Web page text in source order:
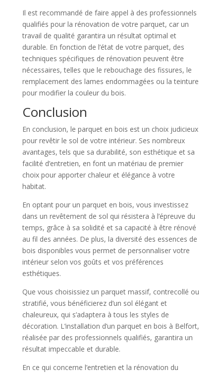
Il est recommandé de faire appel à des professionnels
qualifiés pour la rénovation de votre parquet, car un
travail de qualité garantira un résultat optimal et
durable. En fonction de l’état de votre parquet, des
techniques spécifiques de rénovation peuvent être
nécessaires, telles que le rebouchage des fissures, le
remplacement des lames endommagées ou la teinture
pour modifier la couleur du bois.
Conclusion
En conclusion, le parquet en bois est un choix judicieux
pour revêtir le sol de votre intérieur. Ses nombreux
avantages, tels que sa durabilité, son esthétique et sa
facilité d’entretien, en font un matériau de premier
choix pour apporter chaleur et élégance à votre
habitat.
En optant pour un parquet en bois, vous investissez
dans un revêtement de sol qui résistera à l’épreuve du
temps, grâce à sa solidité et sa capacité à être rénové
au fil des années. De plus, la diversité des essences de
bois disponibles vous permet de personnaliser votre
intérieur selon vos goûts et vos préférences
esthétiques.
Que vous choisissiez un parquet massif, contrecollé ou
stratifié, vous bénéficierez d’un sol élégant et
chaleureux, qui s’adaptera à tous les styles de
décoration. L’installation d’un parquet en bois à Belfort,
réalisée par des professionnels qualifiés, garantira un
résultat impeccable et durable.
En ce qui concerne l’entretien et la rénovation du